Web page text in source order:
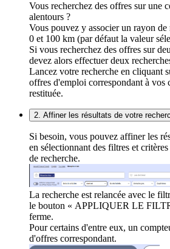
Vous recherchez des offres sur une
alentours ?
Vous pouvez y associer un rayon
0 et 100 km (par défaut la valeur
Si vous recherchez des offres sur
devez alors effectuer deux
Lancez votre recherche en cliquant
offres d'emploi correspondant à vos
restituée.
2. Affiner les résultats de votre
Si besoin, vous pouvez affiner les
en sélectionnant des filtres et
de recherche.
La recherche est relancée avec le
le bouton « APPLIQUER LE
ferme.
Pour certains d'entre eux, un
d'offres correspondant.